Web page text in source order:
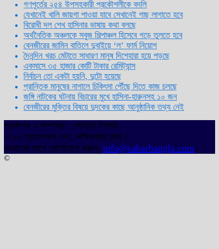
গণপূর্তের ২৫৪ উপসহকারী প্রকৌশলীকে বদলি
যেখানেই খালি জায়গা পাওয়া যাবে সেখানেই গাছ লাগাতে হবে
বিরোধী দল শেখ হাসিনার ভাষায় কথা বলছে
অর্থনৈতিক অঞ্চলকে সবুজ শিল্পাঞ্চল হিসেবে গড়ে তুলতে হবে
বেনজীরের জামিন বাতিলে দুবাইয়ে ‌‘ল’ ফার্ম নিয়োগ
দৈনন্দিন খরচ মেটাতে সাধারণ মানুষ দিশেহারা হয়ে পড়ছে
একমাসে ৩৫ হাজার কোটি টাকার রেমিট্যান্স
নির্বাচন তো একটা হয়নি, দুটো হয়েছে
প্রান্তিক মানুষের নাগালে চিকিৎসা পৌঁছে দিতে কাজ চলছে
জঙ্গি নাটকের ঘটনায় বিচারের মুখে হাসিনা-হারুনসহ ১০ জন
বেনজীরের মুক্তির বিষয়ে দুদকের কাছে আনুষ্ঠানিক তথ্য নেই
প্রকাশক ও সম্পাদক : সোহানা ইসলাম
৩/১৩ প্রতাপদাশ লেন, লক্ষিবাজার ঢাকা।
আমাদের সাথে যোগাযোগ করুন: info@sabarbangla.com
©